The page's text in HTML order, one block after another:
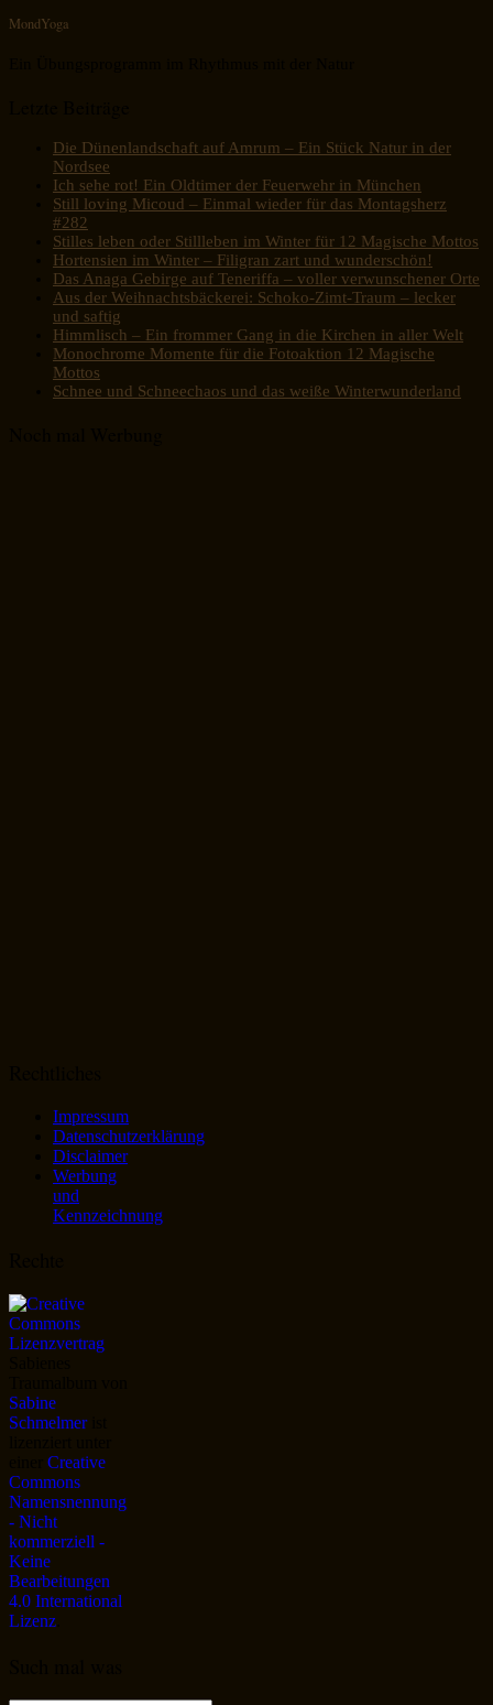
MondYoga
Die Dünenlandschaft auf Amrum – Ein Stück Natur in der
Nordsee
Ich sehe rot! Ein Oldtimer der Feuerwehr in München
Still loving Micoud – Einmal wieder für das Montagsherz
#282
Stilles leben oder Stillleben im Winter für 12 Magische Mottos
Hortensien im Winter – Filigran zart und wunderschön!
Das Anaga Gebirge auf Teneriffa – voller verwunschener Orte
Aus der Weihnachtsbäckerei: Schoko-Zimt-Traum – lecker
und saftig
Himmlisch – Ein frommer Gang in die Kirchen in aller Welt
Monochrome Momente für die Fotoaktion 12 Magische
Mottos
Schnee und Schneechaos und das weiße Winterwunderland
Impressum
Datenschutzerklärung
Disclaimer
Werbung
und
Kennzeichnung
Sabine
Schmelmerist
Creative
Commons
Namensnennung
- Nicht
kommerziell -
Keine
Bearbeitungen
4.0 International
Lizenz